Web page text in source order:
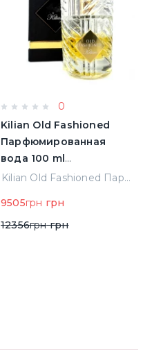
0
Kilian Old Fashioned
Парфюмированная
вода 100 ml
(3700550240723)
Kilian Old Fashioned Парфюмированная вода 100 ml (3700550240723)
9505грн грн
12356грнгрн